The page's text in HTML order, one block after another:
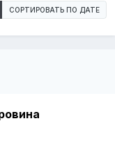
СОРТИРОВАТЬ ПО ДАТЕ